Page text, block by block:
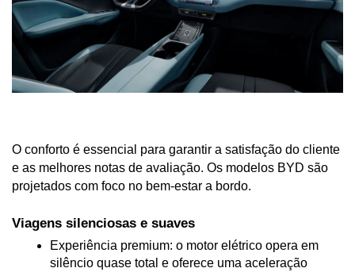
O conforto é essencial para garantir a satisfação do cliente
e as melhores notas de avaliação. Os modelos BYD são
projetados com foco no bem-estar a bordo.
Viagens silenciosas e suaves
Experiência premium: o motor elétrico opera em
silêncio quase total e oferece uma aceleração